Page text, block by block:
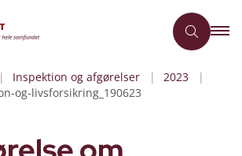
Inspektion og afgørelser
2023
og-livsforsikring_190623